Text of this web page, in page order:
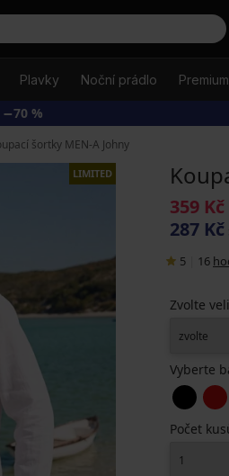
Plavky Noční prádlo Premium
−70 %
šortky MEN-A Johny
LIMITED
359 Kč
287 Kč
5 16
Zvolte
Vyberte
Počet